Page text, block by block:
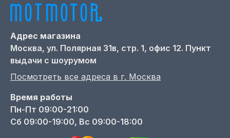
Адрес магазина
Москва, ул. Полярная 31в, стр. 1, офис 12. Пункт
выдачи с шоурумом
Посмотреть все адреса в г. Москва
Время работы
Пн-Пт 09:00-21:00
Сб 09:00-19:00, Вс 09:00-18:00